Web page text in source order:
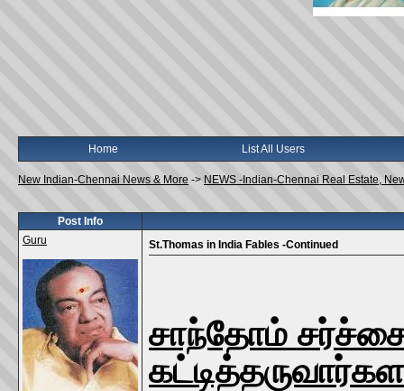
Home List All Users
New Indian-Chennai News & More -> NEWS -Indian-Chennai Real Estate,
Post Info
Guru
St.Thomas in India Fables -Continued
சாந்தோம்